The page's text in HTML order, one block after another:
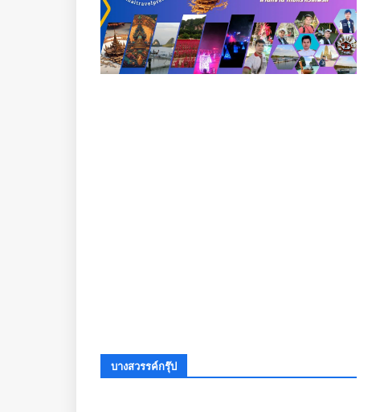
บางสวรรค์กรุ๊ป